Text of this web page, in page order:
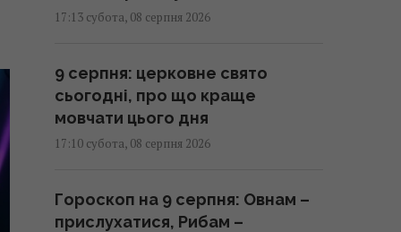
17:13 субота, 08 серпня 2026
9 серпня: церковне свято
сьогодні, про що краще
мовчати цього дня
17:10 субота, 08 серпня 2026
Гороскоп на 9 серпня: Овнам –
прислухатися, Рибам –